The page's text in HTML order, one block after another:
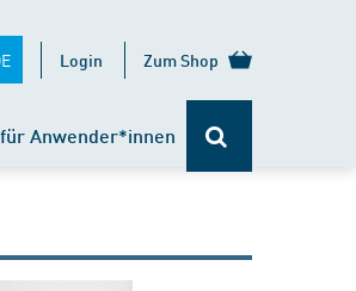
Login Zum Shop
Anwender*innen